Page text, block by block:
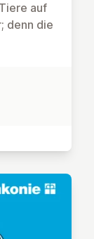
auf
denn die